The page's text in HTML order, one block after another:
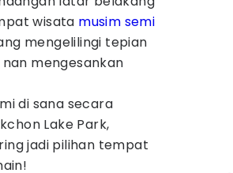
wisata musim semi
mengelilingi tepian
mengesankan
di sana secara
Lake Park,
jadi pilihan tempat